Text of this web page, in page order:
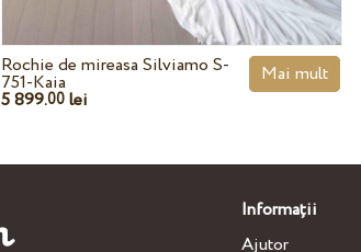
Rochie de mireasa Silviamo S-
751-Kaia
5 899.00 lei
Mai mult
Informații
Ajutor